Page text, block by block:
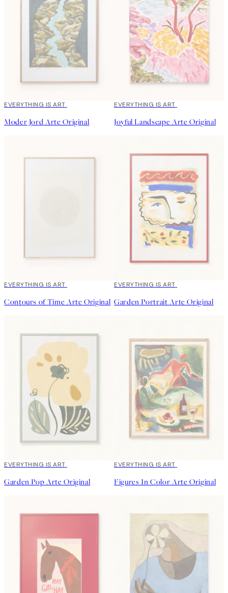
EVERYTHING IS ART
Moder Jord Arte Original
EVERYTHING IS ART
Joyful Landscape Arte Original
EVERYTHING IS ART
Contours of Time Arte Original
EVERYTHING IS ART
Garden Portrait Arte Original
EVERYTHING IS ART
Garden Pop Arte Original
EVERYTHING IS ART
Figures In Color Arte Original